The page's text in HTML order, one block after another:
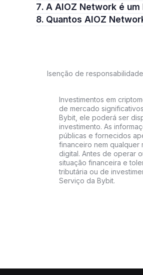
7. A AIOZ Network é
8. Quantos AIOZ
Isenção de responsabilidade
Investimentos em
de mercado
Bybit, ele poderá ser
investimento. As
públicas e fornecidos
financeiro nem
digital. Antes de operar
situação financeira e
tributária ou de
Serviço da Bybit.